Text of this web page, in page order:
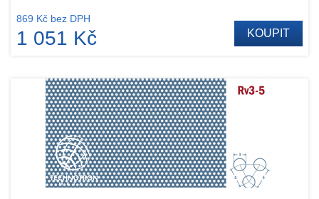
869 Kč bez DPH
1 051 Kč KOUPIT